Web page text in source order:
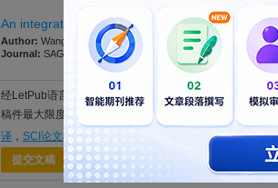
An integrated LDA and SciBERT Model for
Author: Wang, Jianping; Lu, Mingtao; Wang, Wanru; Huang,
Journal: SAGE OPEN. 2026; Vol. 16, Issue 2, pp. -. DOI:
经LetPub语言功底雄厚的美籍native English speaker精
稿件最大限度地被SAGE Open编辑和审稿人充分理解和
译 ， SCI论文格式排版 等）帮助作者准备
提交文稿